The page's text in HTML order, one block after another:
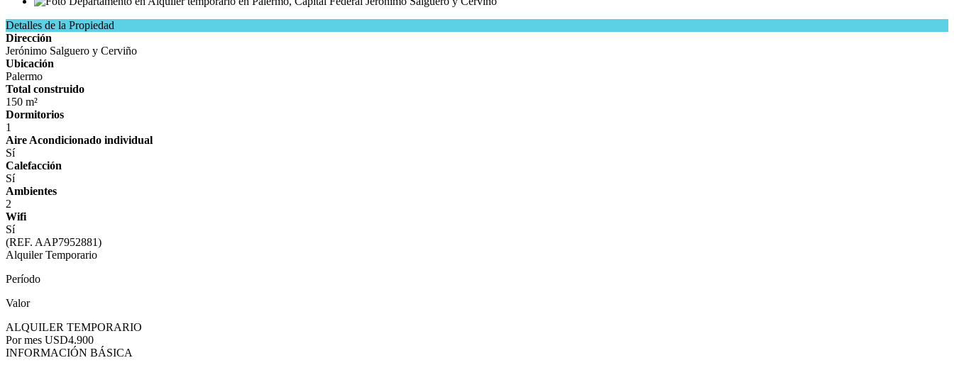
Detalles de la Propiedad
Dirección
Jerónimo Salguero y Cerviño
Ubicación
Palermo
Total construido
150 m²
Dormitorios
1
Aire Acondicionado individual
Sí
Calefacción
Sí
Ambientes
2
Wifi
Sí
(REF. AAP7952881)
Alquiler Temporario
Período
Valor
ALQUILER TEMPORARIO
Por mes USD4.900
INFORMACIÓN BÁSICA